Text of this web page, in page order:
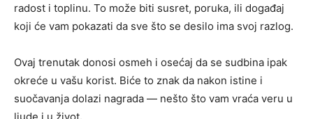
radost i toplinu. To može biti susret, poruka, ili događaj
koji će vam pokazati da sve što se desilo ima svoj razlog.
Ovaj trenutak donosi osmeh i osećaj da se sudbina ipak
okreće u vašu korist. Biće to znak da nakon istine i
suočavanja dolazi nagrada — nešto što vam vraća veru u